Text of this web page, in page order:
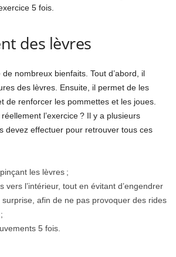
5 fois.
des lèvres
nombreux bienfaits. Tout d’abord, il
des lèvres. Ensuite, il permet de les
de renforcer les pommettes et les joues.
l’exercice ? Il y a plusieurs
devez effectuer pour retrouver tous ces
les lèvres ;
vers l’intérieur, tout en évitant d’engendrer
afin de ne pas provoquer des rides
5 fois.